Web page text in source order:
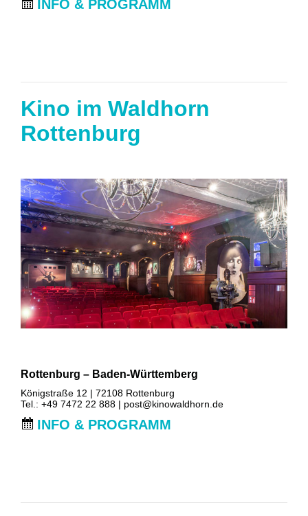
INFO & PROGRAMM
Kino im Waldhorn
Rottenburg
Rottenburg – Baden-Württemberg
Königstraße 12 | 72108 Rottenburg
Tel.: +49 7472 22 888 | post@kinowaldhorn.de
INFO & PROGRAMM